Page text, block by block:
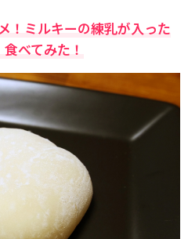
！ミルキーの練乳が入った
べてみた！